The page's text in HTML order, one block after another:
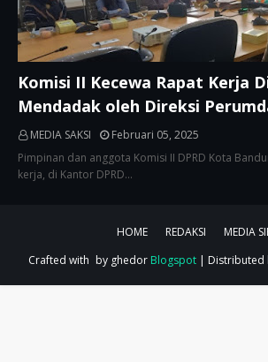
Komisi II Kecewa Rapat Kerja
Mendadak oleh Direksi
MEDIA SAKSI
Februari 05, 2025
Pimpinan dan anggota Komisi II DPRD Kota
kerja, di Kantor DPRD…
HOME REDAKSI
MEDIA
Crafted with by ghedor Blogspot| Distributed